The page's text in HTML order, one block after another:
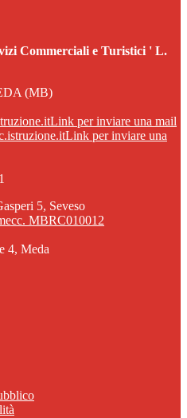
Commerciali e Turistici ' L.
(MB)
Link per inviare una mail
Link per inviare una
5, Seveso
MBRC010012
4, Meda